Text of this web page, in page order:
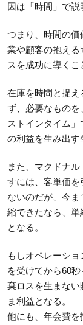
因は「時間」で説
つまり、時間の
業や顧客の抱え
スを成功に導くこ
在庫を時間と捉え
ず、必要なものを
ストインタイム
の利益を生み出す
また、マクドナ
すには、客単価
ないのだが、今
縮できたなら、
となる。
もしオペレーシ
を受けてから60
棄ロスを生まない
ま利益となる。
他にも、年会費を